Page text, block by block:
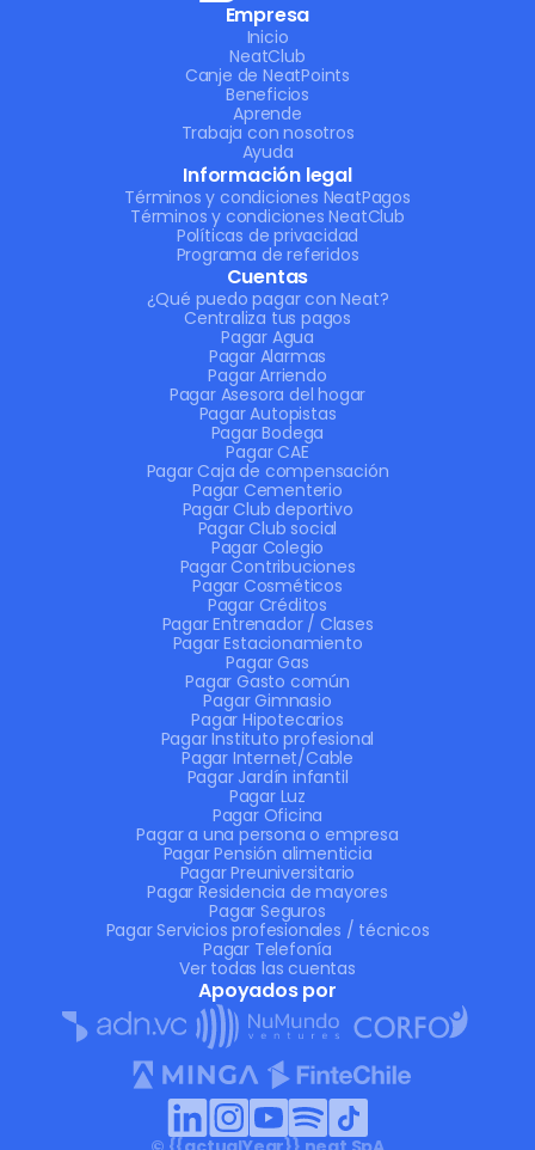
Únete a NeatClub
Empresa
Inicio
NeatClub
Canje de NeatPoints
Beneficios
Aprende
Trabaja con nosotros
Ayuda
Información legal
Términos y condiciones NeatPagos
Términos y condiciones NeatClub
Políticas de privacidad
Programa de referidos
Cuentas
¿Qué puedo pagar con Neat?
Centraliza tus pagos
Pagar Agua
Pagar Alarmas
Pagar Arriendo
Pagar Asesora del hogar
Pagar Autopistas
Pagar Bodega
Pagar CAE
Pagar Caja de compensación
Pagar Cementerio
Pagar Club deportivo
Pagar Club social
Pagar Colegio
Pagar Contribuciones
Pagar Cosméticos
Pagar Créditos
Pagar Entrenador / Clases
Pagar Estacionamiento
Pagar Gas
Pagar Gasto común
Pagar Gimnasio
Pagar Hipotecarios
Pagar Instituto profesional
Pagar Internet/Cable
Pagar Jardín infantil
Pagar Luz
Pagar Oficina
Pagar a una persona o empresa
Pagar Pensión alimenticia
Pagar Preuniversitario
Pagar Residencia de mayores
Pagar Seguros
Pagar Servicios profesionales / técnicos
Pagar Telefonía
Ver todas las cuentas
Apoyados por